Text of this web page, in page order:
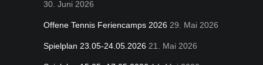
30. Juni 2026
Offene Tennis Feriencamps 2026 29. Mai 2026
Spielplan 23.05-24.05.2026 21. Mai 2026